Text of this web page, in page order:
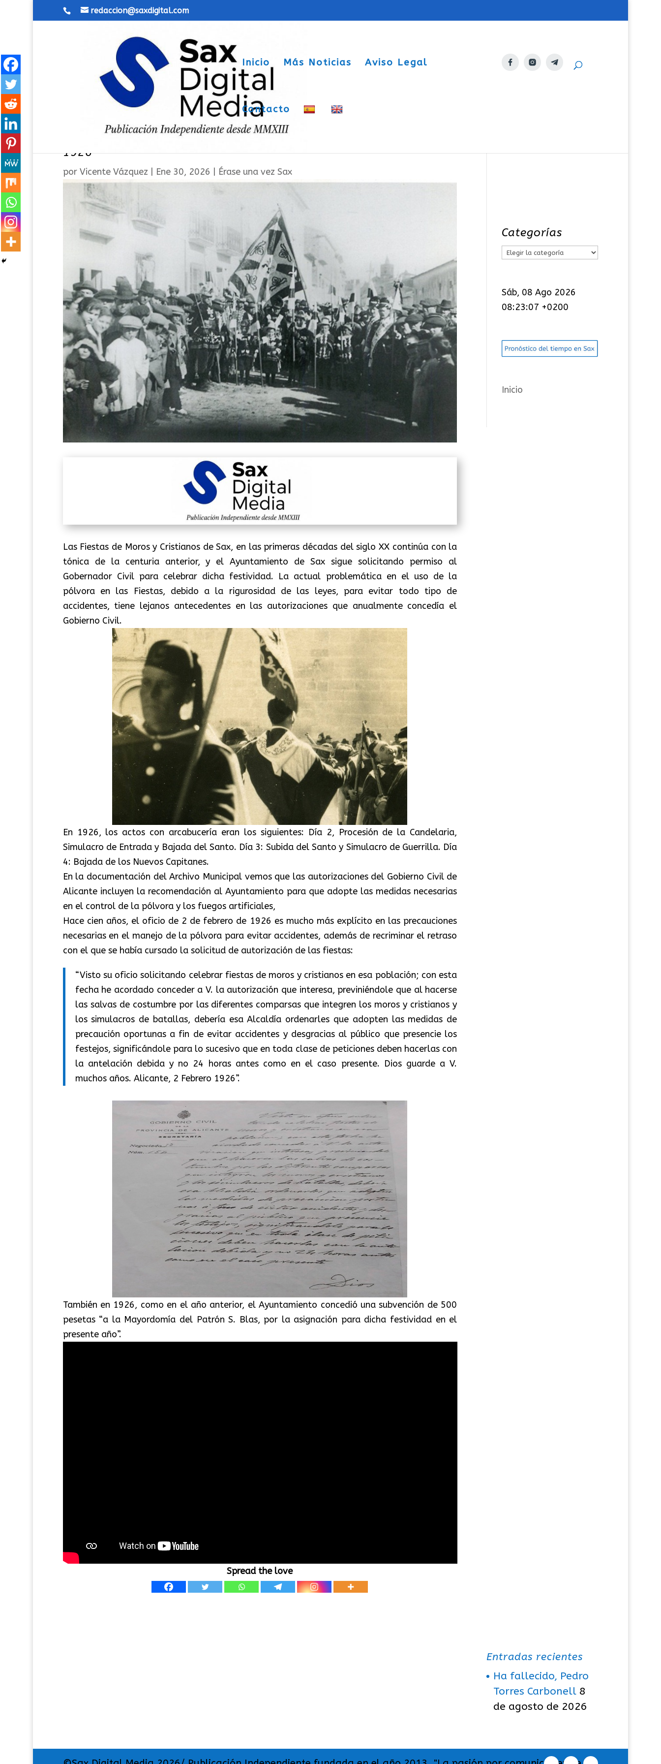
redaccion@saxdigital.com
Inicio Más Noticias Aviso Legal
Contacto
La autorización del gobierno civil para las fiestas de San Blas de
1926
por Vicente Vázquez Ene 30, 2026 Érase una vez Sax
Las Fiestas de Moros y Cristianos de Sax, en las primeras décadas del siglo XX continúa con la
tónica de la centuria anterior, y el Ayuntamiento de Sax sigue solicitando permiso al
Gobernador Civil para celebrar dicha festividad. La actual problemática en el uso de la
pólvora en las Fiestas, debido a la rigurosidad de las leyes, para evitar todo tipo de
accidentes, tiene lejanos antecedentes en las autorizaciones que anualmente concedía el
Gobierno Civil.
En 1926, los actos con arcabucería eran los siguientes: Día 2, Procesión de la Candelaria,
Simulacro de Entrada y Bajada del Santo. Día 3: Subida del Santo y Simulacro de Guerrilla. Día
4: Bajada de los Nuevos Capitanes.
En la documentación del Archivo Municipal vemos que las autorizaciones del Gobierno Civil de
Alicante incluyen la recomendación al Ayuntamiento para que adopte las medidas necesarias
en el control de la pólvora y los fuegos artificiales,
Hace cien años, el oficio de 2 de febrero de 1926 es mucho más explícito en las precauciones
necesarias en el manejo de la pólvora para evitar accidentes, además de recriminar el retraso
con el que se había cursado la solicitud de autorización de las fiestas:
“Visto su oficio solicitando celebrar fiestas de moros y cristianos en esa población; con esta
fecha he acordado conceder a V. la autorización que interesa, previniéndole que al hacerse
las salvas de costumbre por las diferentes comparsas que integren los moros y cristianos y
los simulacros de batallas, debería esa Alcaldía ordenarles que adopten las medidas de
precaución oportunas a fin de evitar accidentes y desgracias al público que presencie los
festejos, significándole para lo sucesivo que en toda clase de peticiones deben hacerlas con
la antelación debida y no 24 horas antes como en el caso presente. Dios guarde a V.
muchos años. Alicante, 2 Febrero 1926”.
También en 1926, como en el año anterior, el Ayuntamiento concedió una subvención de 500
pesetas “a la Mayordomía del Patrón S. Blas, por la asignación para dicha festividad en el
presente año”.
Spread the love
Categorías
C
e
g
r
í
s
Sáb, 08 Ago 2026
08:23:08 +0200
Inicio
Entradas recientes
Ha fallecido, Pedro
Torres Carbonell 8
de agosto de 2026